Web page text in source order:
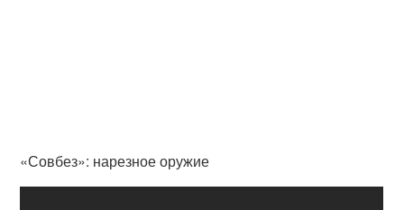
«Совбез»: нарезное оружие